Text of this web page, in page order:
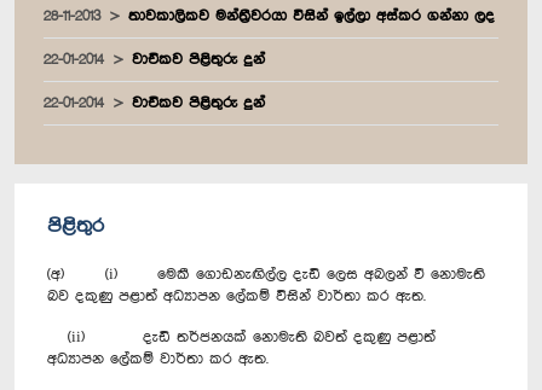
28-11-2013 තාවකාලිකව මන්ත්‍රීවරයා විසින් ඉල්ලා අස්කර ගන්නා ලද
22-01-2014 වාචිකව පිළිතුරු දුන්
22-01-2014 වාචිකව පිළිතුරු දුන්
පිළිතුර
(අ) (i) මෙකී ගොඩනැඟිල්ල දැඩි ලෙස අබලන් වී නොමැති
බව දකුණු පළාත් අධ්‍යාපන ලේකම් විසින් වාර්තා කර ඇත.
(ii) දැඩි තර්ජනයක් නොමැති බවත් දකුණු පළාත්
අධ්‍යාපන ලේකම් වාර්තා කර ඇත.